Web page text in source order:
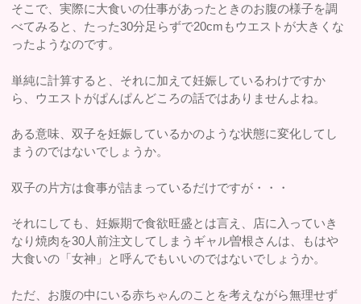
そこで、実際に大食いの仕事があったときのお腹の様子を調
べてみると、たった30分足らずで20cmもウエストが大きくな
ったようなのです。
単純に計算すると、それに加えて妊娠しているわけですか
ら、ウエストがぱんぱんどころの話ではありませんよね。
ある意味、双子を妊娠しているかのような状態に変化してし
まうのではないでしょうか。
双子の片方は食事が詰まっているだけですが・・・
それにしても、妊娠期で食欲旺盛とは言え、店に入っていき
なり焼肉を30人前注文してしまうギャル曽根さんは、もはや
大食いの「女神」と呼んでもいいのではないでしょうか。
ただ、お腹の中にいる赤ちゃんのことを考えながら無理せず